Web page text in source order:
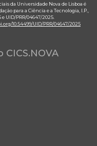
da Universidade Nova de Lisboa é
para a Ciência e a Tecnologia, I.P.,
UID/PRR/04647/2025.
10.54499/UID/PRR/04647/2025